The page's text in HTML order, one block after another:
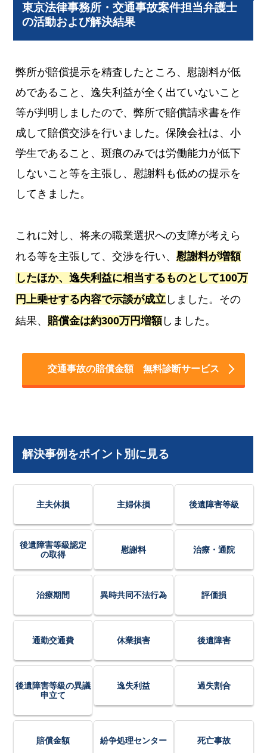
東京法律事務所・交通事故案件担当弁護士
の活動および解決結果
弊所が賠償提示を精査したところ、慰謝料が低
めであること、逸失利益が全く出ていないこと
等が判明しましたので、弊所で賠償請求書を作
成して賠償交渉を行いました。保険会社は、小
学生であること、斑痕のみでは労働能力が低下
しないこと等を主張し、慰謝料も低めの提示を
してきました。
これに対し、将来の職業選択への支障が考えら
れる等を主張して、交渉を行い、慰謝料が増額
したほか、逸失利益に相当するものとして100万
円上乗せする内容で示談が成立 しました。その
結果、 賠償金は約300万円増額しました。
交通事故の賠償金額 無料診断サービス
解決事例をポイント別に見る
主夫休損 主婦休損 後遺障害等級
後遺障害等級認定
の取得
慰謝料 治療・通院
治療期間 異時共同不法行為 評価損
通勤交通費 休業損害 後遺障害
後遺障害等級の異議
申立て
逸失利益 過失割合
賠償金額 紛争処理センター 死亡事故